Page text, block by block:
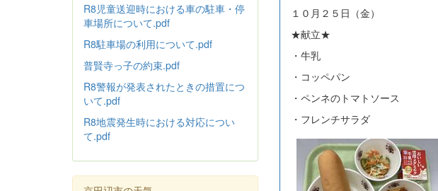
１０月２５日（金）
★献立★
・牛乳
・コッペパン
・ペンネのトマトソース
・フレンチサラダ
R8児童送迎時における車の駐車・停
車場所について.pdf
R8駐車場の利用について.pdf
普賢寺っ子の約束.pdf
R8警報が発表されたときの措置につ
いて.pdf
R8地震発生時における対応につい
て.pdf